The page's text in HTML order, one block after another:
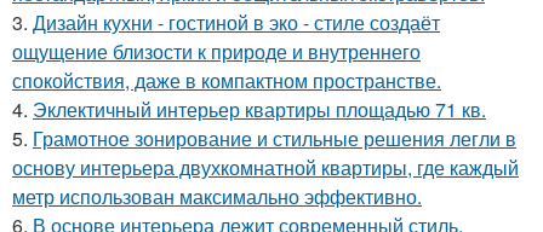
3. Дизайн кухни - гостиной в эко - стиле создаёт
ощущение близости к природе и внутреннего
спокойствия, даже в компактном пространстве.
4. Эклектичный интерьер квартиры площадью 71 кв.
5. Грамотное зонирование и стильные решения легли в
основу интерьера двухкомнатной квартиры, где каждый
метр использован максимально эффективно.
6. В основе интерьера лежит современный стиль,